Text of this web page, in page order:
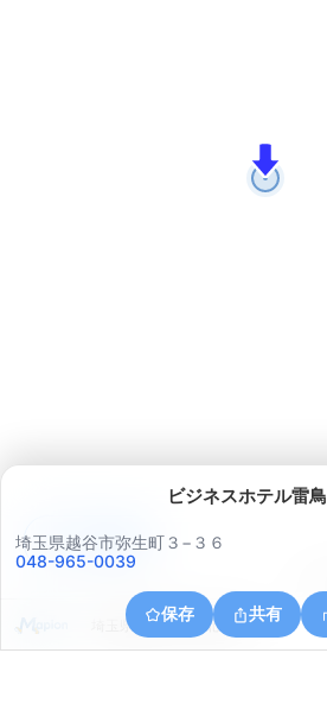
ビジネスホテル雷鳥
埼玉県越谷市弥生町３−３６
048-965-0039
保存 共有
埼玉県越谷市大字北後谷
アプリで見る